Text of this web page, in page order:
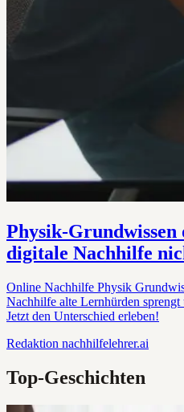
Physik-
digitale Nachhilfe
Online Nachhilfe Physik
Nachhilfe alte Lernhürden
Jetzt den Unterschied erleben!
Redaktion nachhilfelehrer.ai
Top-Geschichten